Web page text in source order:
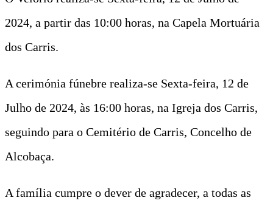
2024, a partir das 10:00 horas, na Capela Mortuária
dos Carris.
A cerimónia fúnebre realiza-se Sexta-feira, 12 de
Julho de 2024, às 16:00 horas, na Igreja dos Carris,
seguindo para o Cemitério de Carris, Concelho de
Alcobaça.
A família cumpre o dever de agradecer, a todas as